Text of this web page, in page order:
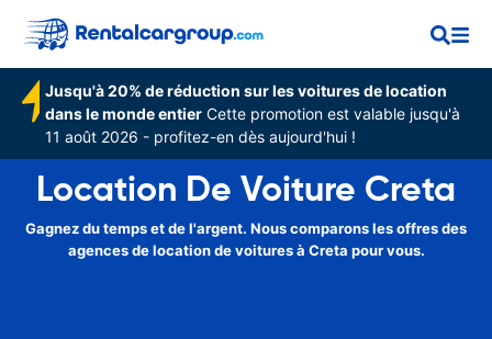
Jusqu'à 20% de réduction sur les voitures de location
dans le monde entier Cette promotion est valable jusqu'à
11 août 2026 - profitez-en dès aujourd'hui !
Location De Voiture Creta
Gagnez du temps et de l'argent. Nous comparons les offres des
agences de location de voitures à Creta pour vous.